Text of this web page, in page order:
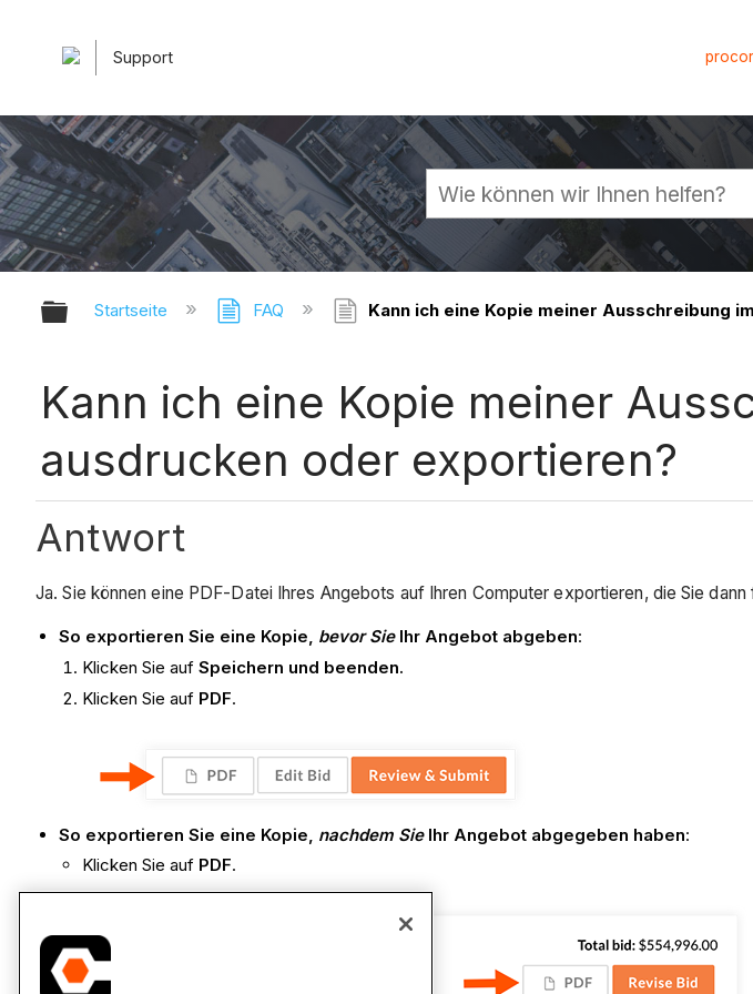
Support
Globale Hierarchie auf- und zuklappen
Startseite FAQ Kann ich eine Kopie meiner Ausschreibung
Kann ich eine Kopie meiner
ausdrucken oder exportieren?
Antwort
Ja. Sie können eine PDF-Datei Ihres Angebots auf Ihren Computer exportieren, die Sie
So exportieren Sie eine Kopie, bevor SieIhr Angebot abgeben:
Klicken Sie auf Speichern und beenden.
Klicken Sie auf PDF.
So exportieren Sie eine Kopie, nachdem SieIhr Angebot abgegeben haben:
Klicken Sie auf PDF.